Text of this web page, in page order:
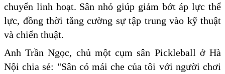
chuyển linh hoạt. Sân nhỏ giúp giảm bớt áp lực thể
lực, đồng thời tăng cường sự tập trung vào kỹ thuật
và chiến thuật.
Anh Trần Ngọc, chủ một cụm sân Pickleball ở Hà
Nội chia sẻ: "Sân có mái che của tôi với người chơi